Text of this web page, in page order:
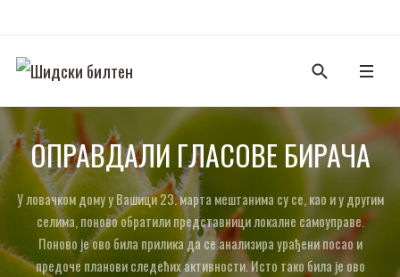
ОПРАВДАЛИ ГЛАСОВЕ БИРАЧА
У ловачком дому у Вашици 23. марта мештанима су се, као и у другим
селима, поново обратили представници локалне самоуправе.
Поново је ово била прилика да се анализира урађени посао и
предоче планови следећих активности. Исто тако била је ово